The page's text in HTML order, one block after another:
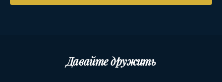
Давайте дружить